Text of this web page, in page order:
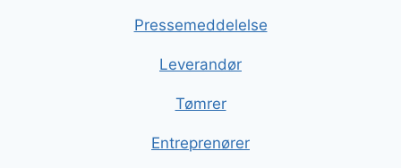
Pressemeddelelse
Leverandør
Tømrer
Entreprenører